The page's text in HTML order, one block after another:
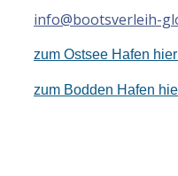
info@bootsverleih-
zum Ostsee Hafen
zum Bodden Hafen